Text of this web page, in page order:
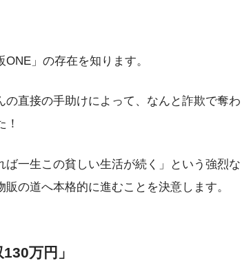
」の存在を知ります。
直接の手助けによって、なんと詐欺で奪わ
！
一生この貧しい生活が続く」という強烈な
の道へ本格的に進むことを決意します。
万円」